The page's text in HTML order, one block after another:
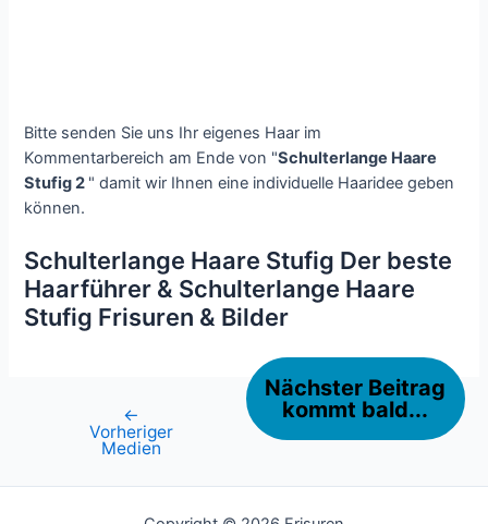
Bitte senden Sie uns Ihr eigenes Haar im
Kommentarbereich am Ende von "Schulterlange Haare
Stufig 2 " damit wir Ihnen eine individuelle Haaridee geben
können.
Schulterlange Haare Stufig Der beste
Haarführer & Schulterlange Haare
Stufig Frisuren & Bilder
Nächster Beitrag
kommt bald...
Beitragsnavigation
←
Vorheriger
Medien